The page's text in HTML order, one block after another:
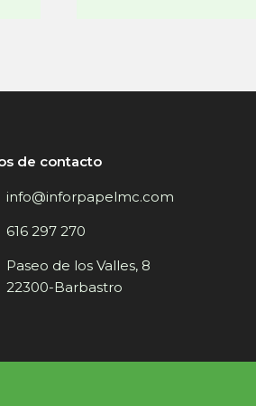
de contacto
info@inforpapelmc.com
616 297 270
Paseo de los Valles, 8
22300-Barbastro